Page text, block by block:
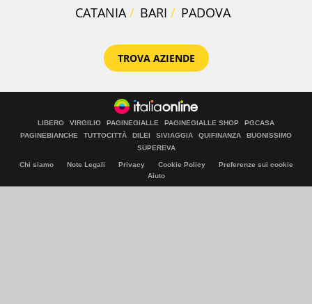
CATANIA
BARI PADOVA
TROVA AZIENDE
LIBERO VIRGILIO PAGINEGIALLE PAGINEGIALLE SHOP
PGCASA
PAGINEBIANCHE
TUTTOCITTÀ DILEI SIVIAGGIA QUIFINANZA
BUONISSIMO
SUPEREVA
Chi siamo Note Legali Privacy Cookie Policy
Preferenze sui cookie
Aiuto